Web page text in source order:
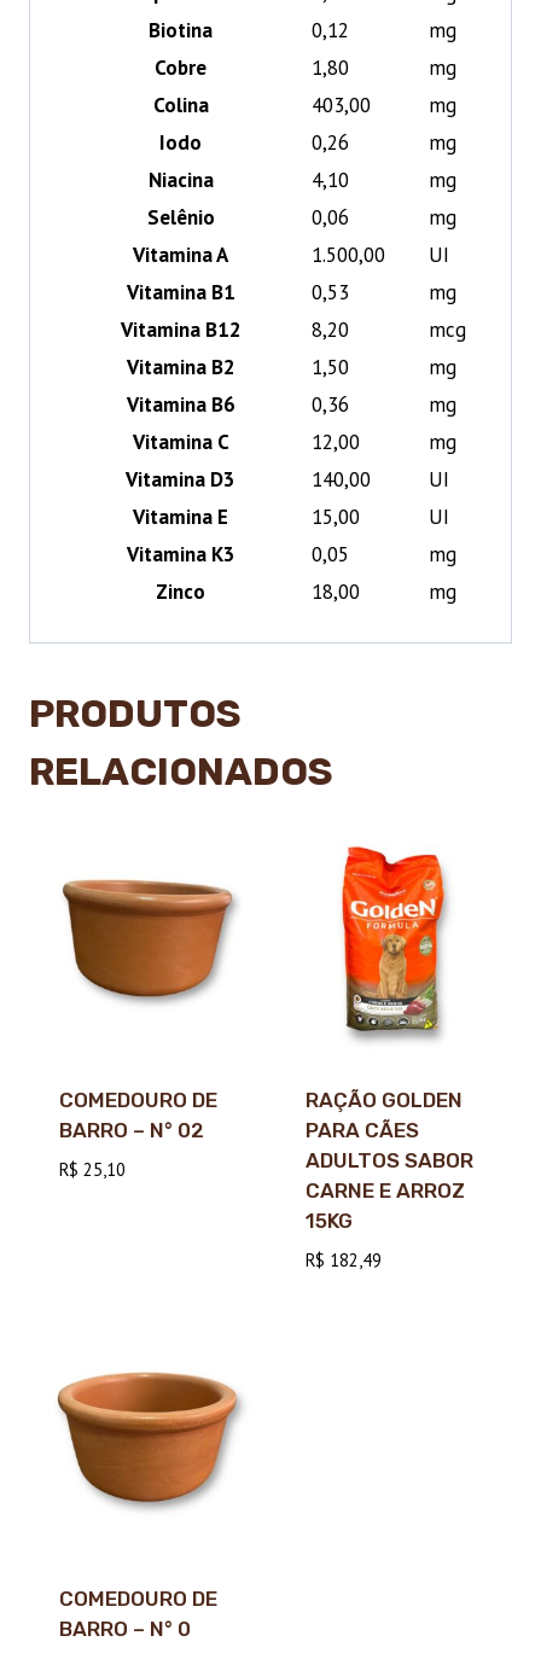
Biotina
0,12
mg
Cobre
1,80
mg
Colina
403,00
mg
Iodo
0,26
mg
Niacina
4,10
mg
Selênio
0,06
mg
Vitamina A
1.500,00
UI
Vitamina B1
0,53
mg
Vitamina B12
8,20
mcg
Vitamina B2
1,50
mg
Vitamina B6
0,36
mg
Vitamina C
12,00
mg
Vitamina D3
140,00
UI
Vitamina E
15,00
UI
Vitamina K3
0,05
mg
Zinco
18,00 mg
PRODUTOS
RELACIONADOS
COMEDOURO DE
BARRO – N° 02
R$ 25,10
RAÇÃO GOLDEN
PARA CÃES
ADULTOS SABOR
CARNE E ARROZ
15KG
R$ 182,49
COMEDOURO DE
BARRO – N° 0